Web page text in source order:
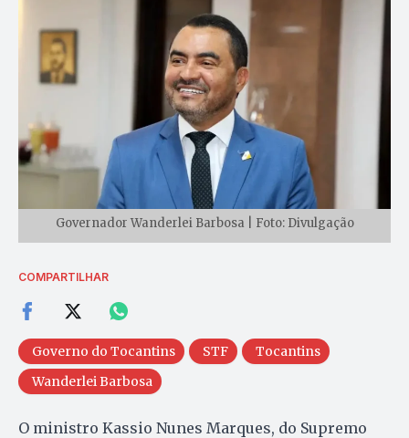
Governador Wanderlei Barbosa | Foto: Divulgação
COMPARTILHAR
Governo do Tocantins STF
Tocantins
Wanderlei Barbosa
O ministro Kassio Nunes Marques, do Supremo